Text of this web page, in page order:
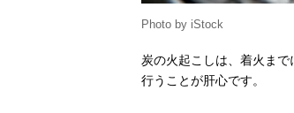
Photo by iStock
炭の火起こしは、着火ま
行うことが肝心です。